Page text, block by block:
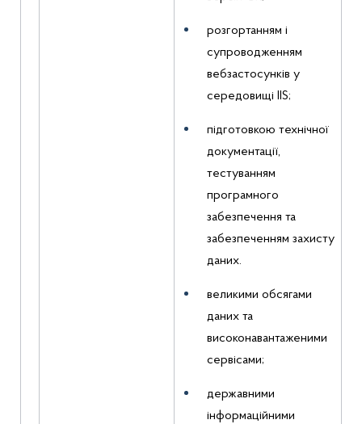
розгортанням і
супроводженням
вебзастосунків у
середовищі IIS;
підготовкою технічної
документації,
тестуванням
програмного
забезпечення та
забезпеченням захисту
даних.
великими обсягами
даних та
високонавантаженими
сервісами;
державними
інформаційними